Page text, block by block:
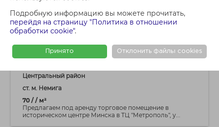
Подробную информацию вы можете прочитать,
перейдя на страницу "Политика в отношении
обработки cookie".
Принято Отклонить файлы cookies
2 853 BYN
Аренда торгового павильона 70,0 м²,
ул.Немига 5
Центральный район
ст. м. Немига
70 / / м²
Предлагаем под аренду торговое помещение в
историческом центре Минска в ТЦ "Метрополь", у...